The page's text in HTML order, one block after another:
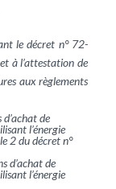
le décret n° 72-
à l’attestation de
aux règlements
de
l’énergie
2 du décret n°
d’achat de
l’énergie